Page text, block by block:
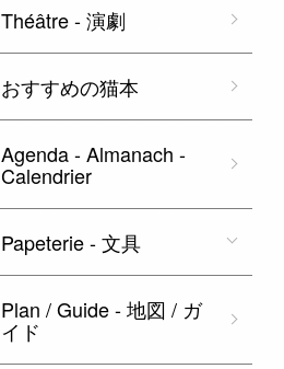
Théâtre - 演劇
おすすめの猫本
Agenda - Almanach -
Calendrier
Papeterie - 文具
Plan / Guide - 地図 / ガ
イド